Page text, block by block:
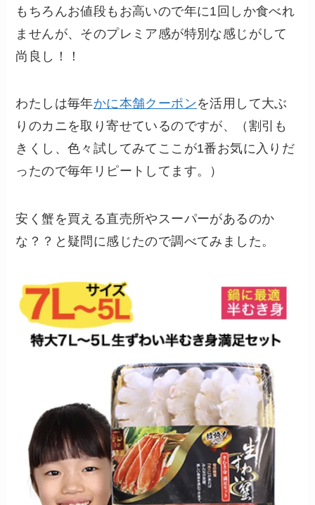
もちろんお値段もお高いので年に1回しか食べれ
ませんが、そのプレミア感が特別な感じがして
尚良し！！
わたしは毎年かに本舗クーポンを活用して大ぶ
りのカニを取り寄せているのですが、（割引も
きくし、色々試してみてここが1番お気に入りだ
ったので毎年リピートしてます。）
安く蟹を買える直売所やスーパーがあるのか
な？？と疑問に感じたので調べてみました。